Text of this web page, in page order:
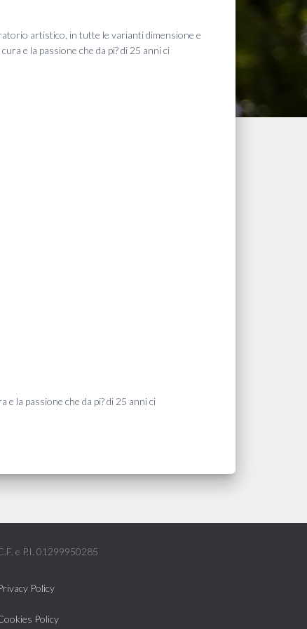
artistico, in tutte le varianti dimensione e
e la passione che da pi? di 25 anni ci
la passione che da pi? di 25 anni ci
e P.I. 01299950285
Policy
Policy